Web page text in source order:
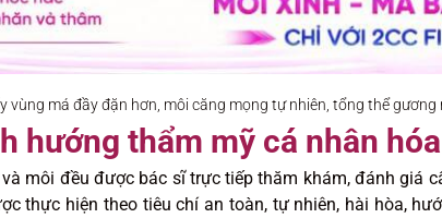
vùng má đầy đặn hơn, môi căng mọng tự nhiên, tổng thể gương
hướng thẩm mỹ cá nhân
môi đều được bác sĩ trực tiếp thăm khám, đánh giá
thực hiện theo tiêu chí an toàn, tự nhiên, hài hòa,